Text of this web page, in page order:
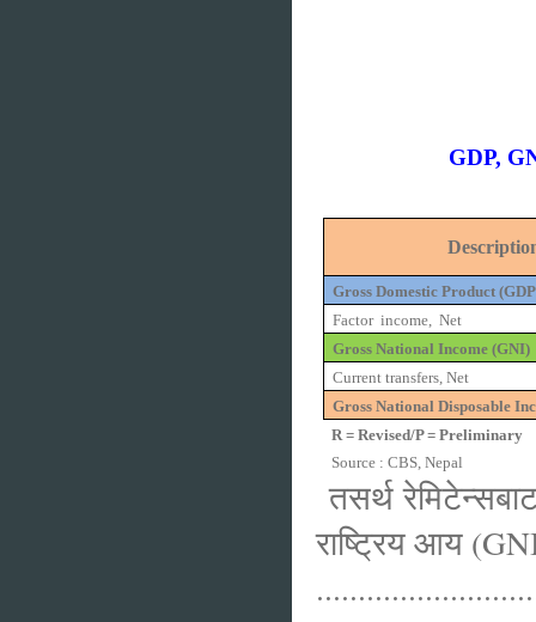
GDP,
Gross Domestic Product
Factor income,
Net
Gross National Income (GNI)
Current transfers, Net
Gross National Disposable
R = Revised/P = Preliminary
Source : CBS, Nepal
तसर्थ
राष्ट्रिय आय